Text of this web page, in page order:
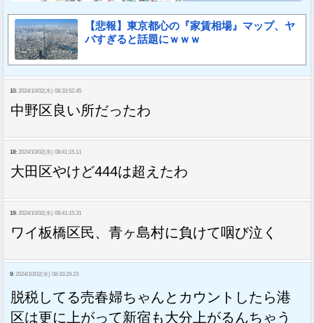
【悲報】東京都心の『家賃相場』マップ、ヤ
バすぎると話題にｗｗｗ
10: 2024/10/02(水) 08:33:52.45
中野区良い所だったわ
18: 2024/10/02(水) 08:41:15.11
大田区やけど444は超えたわ
19: 2024/10/02(水) 08:41:15.31
ワイ板橋区民、青ヶ島村に負けて咽び泣く
9: 2024/10/02(水) 08:33:29.23
脱税してる売春婦ちゃんとカウントしたら港
区は更に上がって新宿も大分上がるんちゃう